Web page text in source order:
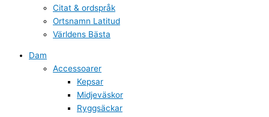
Citat & ordspråk
Ortsnamn Latitud
Världens Bästa
Dam
Accessoarer
Kepsar
Midjeväskor
Ryggsäckar